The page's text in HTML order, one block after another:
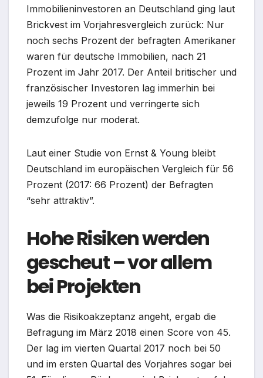
Immobilieninvestoren an Deutschland ging laut
Brickvest im Vorjahresvergleich zurück: Nur
noch sechs Prozent der befragten Amerikaner
waren für deutsche Immobilien, nach 21
Prozent im Jahr 2017. Der Anteil britischer und
französischer Investoren lag immerhin bei
jeweils 19 Prozent und verringerte sich
demzufolge nur moderat.
Laut einer Studie von Ernst & Young bleibt
Deutschland im europäischen Vergleich für 56
Prozent (2017: 66 Prozent) der Befragten
“sehr attraktiv”.
Hohe Risiken werden
gescheut – vor allem
bei Projekten
Was die Risikoakzeptanz angeht, ergab die
Befragung im März 2018 einen Score von 45.
Der lag im vierten Quartal 2017 noch bei 50
und im ersten Quartal des Vorjahres sogar bei